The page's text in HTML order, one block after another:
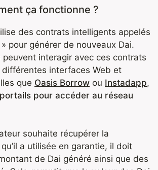
ça fonctionne ?
des contrats intelligents appelés
pour générer de nouveaux Dai.
peuvent interagir avec ces contrats
différentes interfaces Web et
que Oasis Borrow ou Instadapp,
portails pour accéder au réseau
souhaite récupérer la
a utilisée en garantie, il doit
de Dai généré ainsi que des